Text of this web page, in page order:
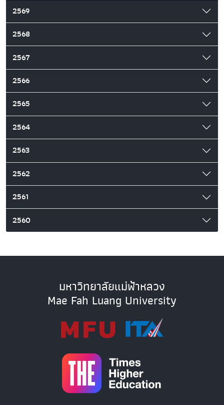
2569
2568
2567
2566
2565
2564
2563
2562
2561
2560
มหาวิทยาลัยแม่ฟ้าหลวง
Mae Fah Luang University